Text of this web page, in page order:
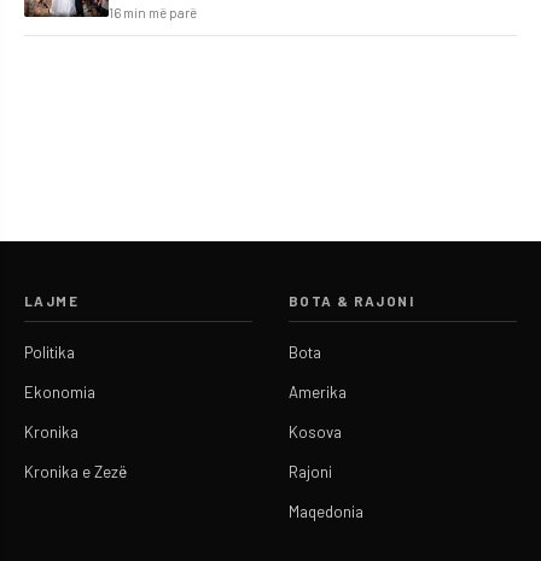
16 min më parë
LAJME
Politika
Ekonomia
Kronika
Kronika e Zezë
BOTA & RAJONI
Bota
Amerika
Kosova
Rajoni
Maqedonia